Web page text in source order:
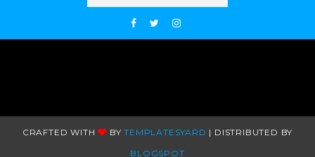
CRAFTED WITH BYTEMPLATESYARD | DISTRIBUTED BY
BLOGSPOT